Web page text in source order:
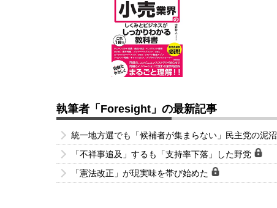
執筆者「Foresight」の最新記事
統一地方選でも「候補者が集まらない」民主党の泥沼
「不祥事追及」するも「支持率下落」した野党
「憲法改正」が現実味を帯び始めた